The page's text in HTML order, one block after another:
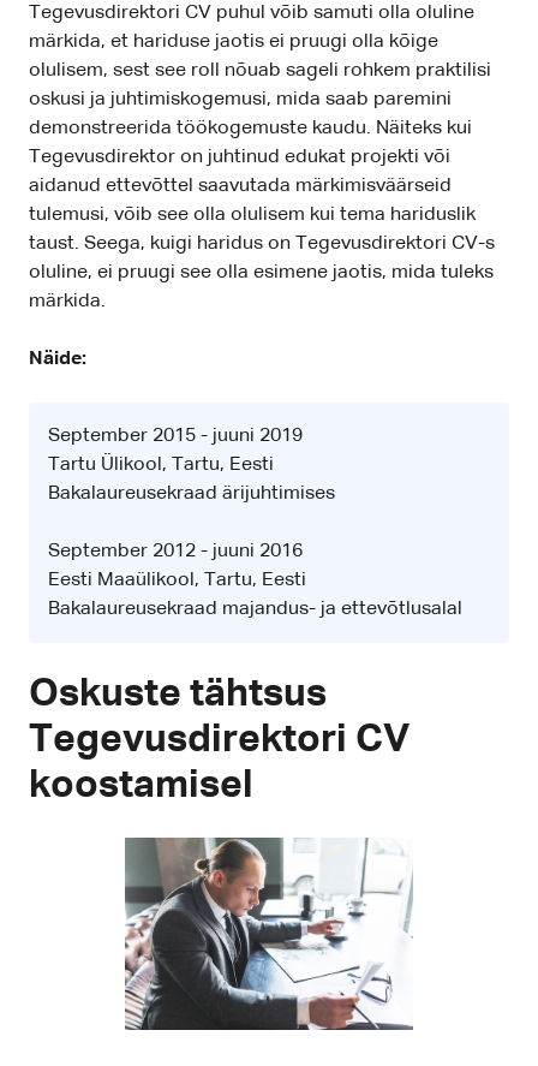
Tegevusdirektori CV puhul võib samuti olla oluline
märkida, et hariduse jaotis ei pruugi olla kõige
olulisem, sest see roll nõuab sageli rohkem praktilisi
oskusi ja juhtimiskogemusi, mida saab paremini
demonstreerida töökogemuste kaudu. Näiteks kui
Tegevusdirektor on juhtinud edukat projekti või
aidanud ettevõttel saavutada märkimisväärseid
tulemusi, võib see olla olulisem kui tema hariduslik
taust. Seega, kuigi haridus on Tegevusdirektori CV-s
oluline, ei pruugi see olla esimene jaotis, mida tuleks
märkida.
Näide:
September 2015 - juuni 2019
Tartu Ülikool, Tartu, Eesti
Bakalaureusekraad ärijuhtimises
September 2012 - juuni 2016
Eesti Maaülikool, Tartu, Eesti
Bakalaureusekraad majandus- ja ettevõtlusalal
Oskuste tähtsus
Tegevusdirektori CV
koostamisel